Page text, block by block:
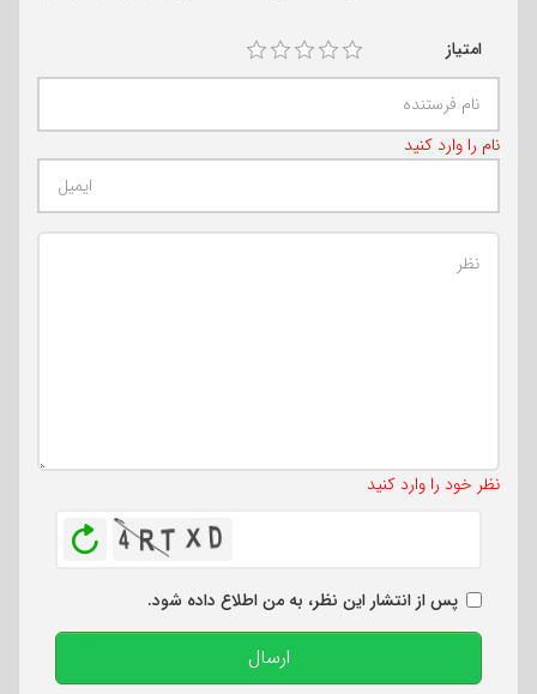
امتیاز
نام را وارد کنید
نظر خود را وارد کنید
پس از انتشار این نظر، به من اطلاع داده شود.
ارسال